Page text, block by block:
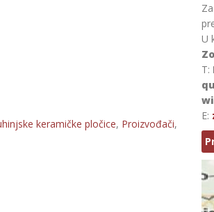
keramičke pločice, Proizvođači,
U
T:
E: